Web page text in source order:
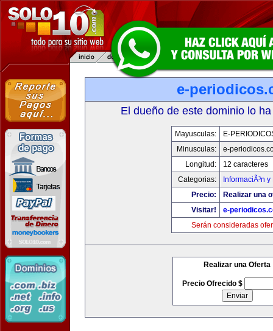
e-
El dueño de este dominio lo
Mayusculas:
E-
Minusculas:
e-
Longitud:
12 caracteres
Categorias:
InformaciÃ³n
Precio:
Realizar una
Visitar!
e-
Serán consideradas
Realizar una Oferta
Precio Ofrecido $